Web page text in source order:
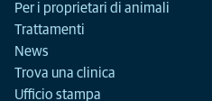
Per i proprietari di animali
Trattamenti
News
Trova una clinica
Ufficio stampa